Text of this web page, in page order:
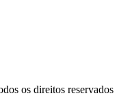
os direitos reservados